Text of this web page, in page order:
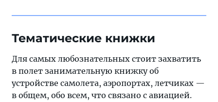
Тематические книжки
Для самых любознательных стоит захватить
в полет занимательную книжку об
устройстве самолета, аэропортах, летчиках —
в общем, обо всем, что связано с авиацией.